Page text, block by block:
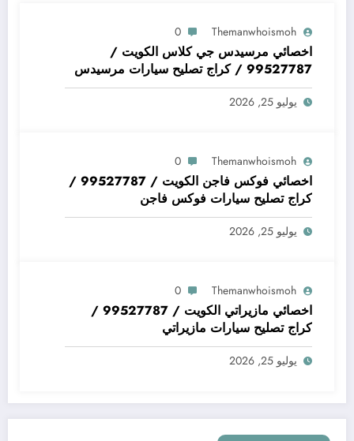
Themanwhoismoh
0
اخصائي مرسيدس جي كلاس الكويت /
99527787 / كراج تصليح سيارات مرسيدس
جي كلاس
يوليو 25, 2026
Themanwhoismoh
0
اخصائي فوكس فاجن الكويت / 99527787 /
كراج تصليح سيارات فوكس فاجن
يوليو 25, 2026
Themanwhoismoh
0
اخصائي مازيراتي الكويت / 99527787 /
كراج تصليح سيارات مازيراتي
يوليو 25, 2026